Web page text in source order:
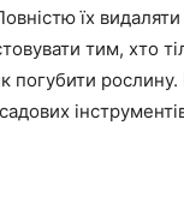
їх
тим, хто
погубити